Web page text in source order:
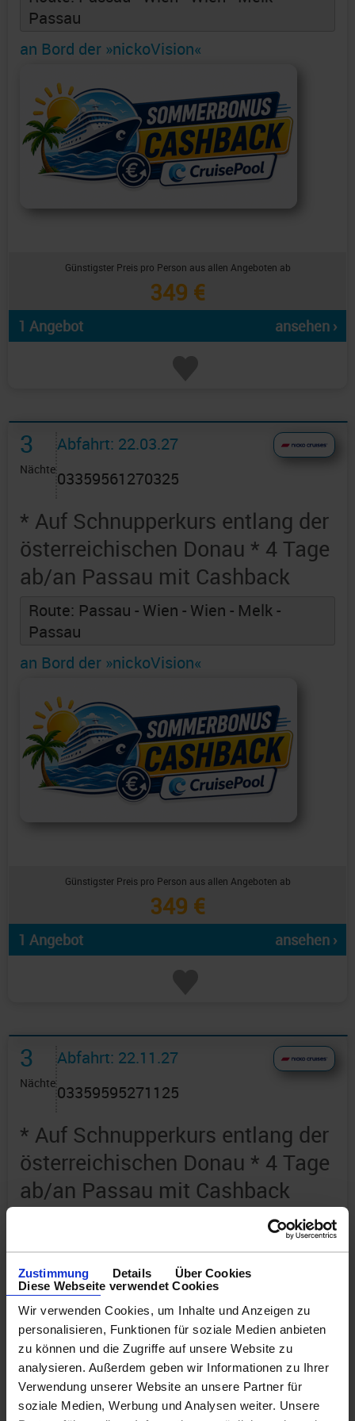
Zustimmung Details
Über Cookies
Diese Webseite verwendet Cookies
Wir verwenden Cookies, um Inhalte und Anzeigen zu
personalisieren, Funktionen für soziale Medien anbieten
zu können und die Zugriffe auf unsere Website zu
analysieren. Außerdem geben wir Informationen zu Ihrer
Verwendung unserer Website an unsere Partner für
soziale Medien, Werbung und Analysen weiter. Unsere
Passau
an Bord der »nickoVision«
Günstigster Preis pro Person aus allen Angeboten ab
349 €
1 Angebot ansehen ›
3
Nächte
Abfahrt: 22.03.27
03359561270325
* Auf Schnupperkurs entlang der
österreichischen Donau * 4 Tage
ab/an Passau mit Cashback
Route: Passau - Wien - Wien - Melk -
Passau
an Bord der »nickoVision«
Günstigster Preis pro Person aus allen Angeboten ab
349 €
1 Angebot ansehen ›
3
Nächte
Abfahrt: 22.11.27
03359595271125
* Auf Schnupperkurs entlang der
österreichischen Donau * 4 Tage
ab/an Passau mit Cashback
Route: Passau - Wien - Wien - Melk -
an Bord der »nickoVision«